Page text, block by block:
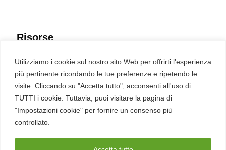
Utilizziamo i cookie sul nostro sito Web per offrirti l'esperienza
più pertinente ricordando le tue preferenze e ripetendo le
visite. Cliccando su "Accetta tutto", acconsenti all'uso di
TUTTI i cookie. Tuttavia, puoi visitare la pagina di
"Impostazioni cookie" per fornire un consenso più
controllato.
Risorse
Eventi
Fumetto Cyber
Newsletter
Servizi
Pubblicità
English
Ultime CVE critiche